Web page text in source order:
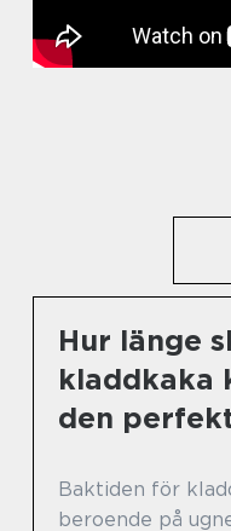
Hur länge
kladdkaka
den
Baktiden för
beroende på